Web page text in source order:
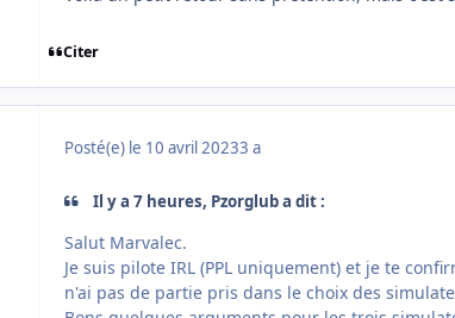
Citer
Posté(e) le 10 avril 20233 a
Il y a 7 heures, Pzorglub a dit :
Salut Marvalec.
Je suis pilote IRL (PPL uniquement) et je te
n'ai pas de partie pris dans le choix des